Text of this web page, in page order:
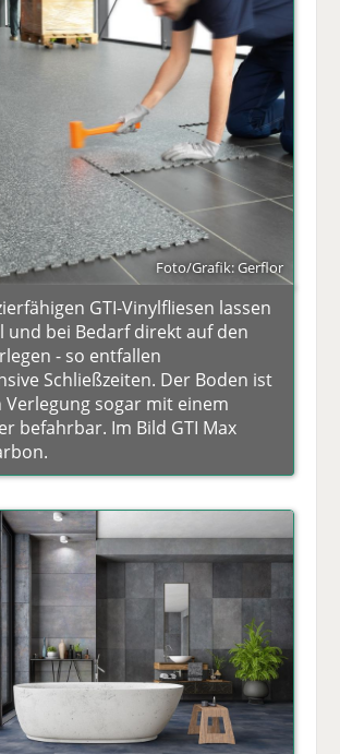
Foto/Grafik: Gerflor
GTI-Vinylfliesen lassen
und bei Bedarf direkt auf den
- so entfallen
Schließzeiten. Der Boden ist
Verlegung sogar mit einem
befahrbar. Im Bild GTI Max